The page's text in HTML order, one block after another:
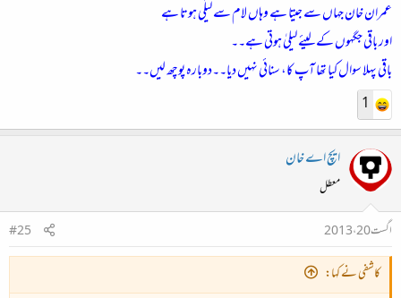
عمران خان جہاں سے جیتا ہے وہاں لام سے لیلٰی ہوتا ہے
اور باقی جگہوں کے لیئے لیلیٰ ہوتی ہے۔۔
باقی پہلا سوال کیا تھا آپ کا، سنائی نہیں دیا۔۔دوبارہ پوچھ لیں۔۔
1
ایچ اے خان
معطل
اگست 20، 2013
#25
کاشفی نے کہا: